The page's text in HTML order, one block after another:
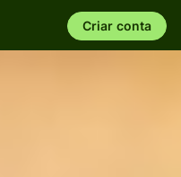
Criar conta